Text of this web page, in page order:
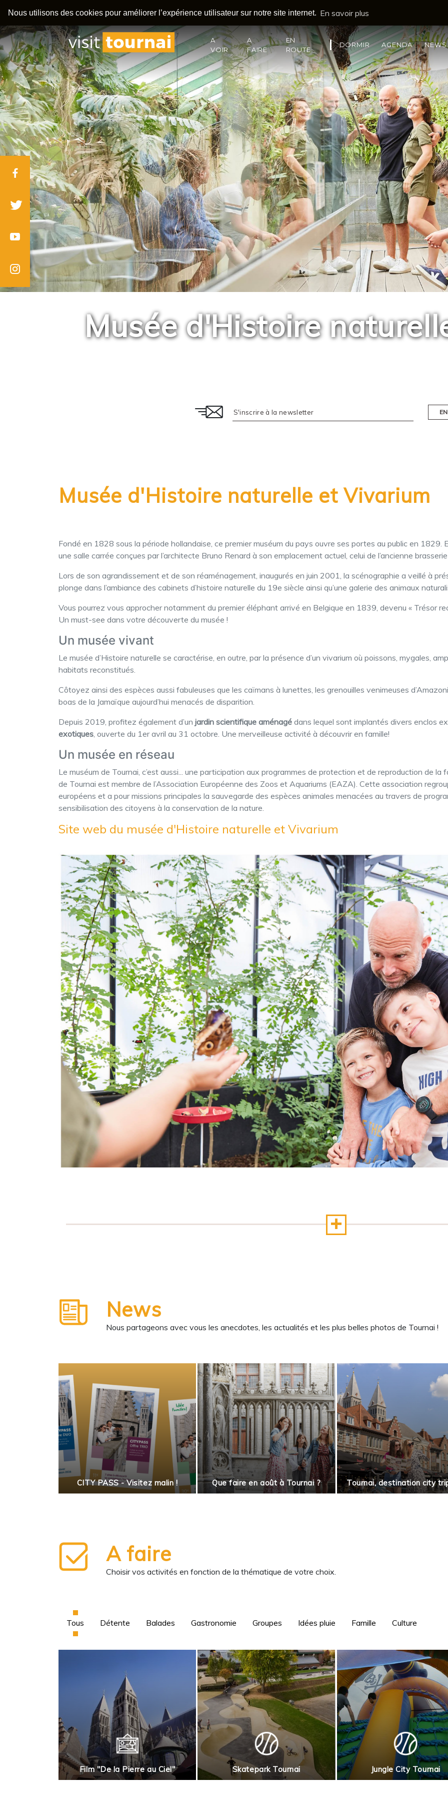
Nous utilisons des cookies pour améliorer l’expérience utilisateur sur notre site internet. En savoir plus
Musée d'Histoire
A
VOIR
A
FAIRE
EN
ROUTE
DORMIR AGENDA NEWS
Facebook
Twitter
Youtube
Instagram
Email
Musée d'Histoire naturelle et Vivarium
Fondé en 1828 sous la période hollandaise, ce premier muséum du pays ouvre ses portes au public en 1829.
une salle carrée conçues par l’architecte Bruno Renard à son emplacement actuel, celui de l’ancienne
Lors de son agrandissement et de son réaménagement, inaugurés en juin 2001, la scénographie a veillé à
plonge dans l’ambiance des cabinets d’histoire naturelle du 19e siècle ainsi qu’une galerie des animaux
Vous pourrez vous approcher notamment du premier éléphant arrivé en Belgique en 1839, devenu « Trésor
Un must-see dans votre découverte du musée !
Un musée vivant
Le musée d’Histoire naturelle se caractérise, en outre, par la présence d’un vivarium où poissons, mygales,
habitats reconstitués.
Côtoyez ainsi des espèces aussi fabuleuses que les caïmans à lunettes, les grenouilles venimeuses
boas de la Jamaïque aujourd’hui menacés de disparition.
Depuis 2019, profitez également d’un jardin scientifique aménagé dans lequel sont implantés divers enclos
exotiques, ouverte du 1er avril au 31 octobre. Une merveilleuse activité à découvrir en famille!
Un musée en réseau
Le muséum de Tournai, c’est aussi... une participation aux programmes de protection et de reproduction de la
de Tournai est membre de l’Association Européenne des Zoos et Aquariums (EAZA). Cette association
européens et a pour missions principales la sauvegarde des espèces animales menacées au travers de
sensibilisation des citoyens à la conservation de la nature.
Site web du musée d'Histoire naturelle et Vivarium
News
Nous partageons avec vous les anecdotes, les actualités et les plus belles photos de Tournai !
CITY PASS - Visitez malin ! Que faire en août à Tournai ? Tournai, destination city
A faire
Choisir vos activités en fonction de la thématique de votre choix.
Tous Détente Balades Gastronomie Groupes Idées pluie Famille Culture
Film "De la Pierre au Ciel"
Skatepark Tournai Jungle City Tournai